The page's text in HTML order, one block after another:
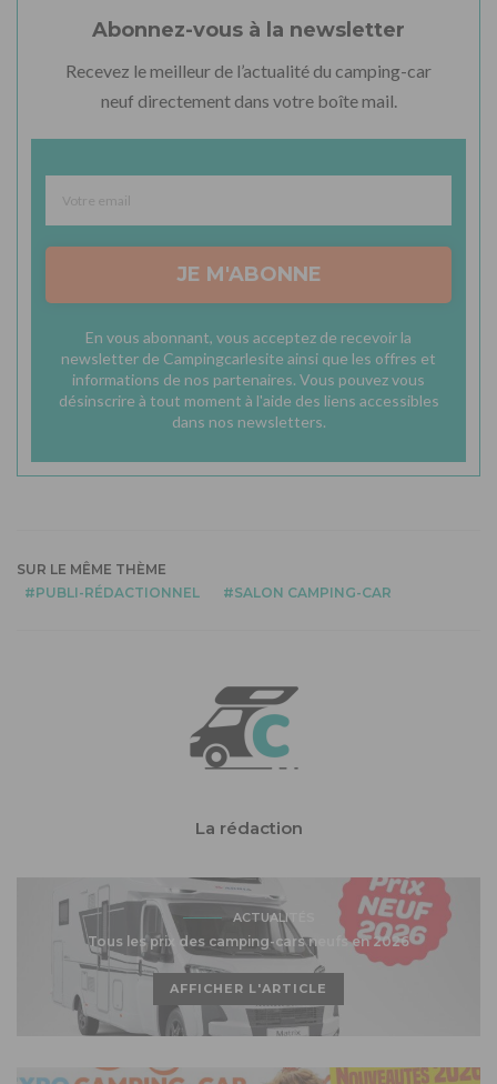
Abonnez-vous à la newsletter
Recevez le meilleur de l’actualité du camping-car
neuf directement dans votre boîte mail.
JE M'ABONNE
En vous abonnant, vous acceptez de recevoir la
newsletter de Campingcarlesite ainsi que les offres et
informations de nos partenaires. Vous pouvez vous
désinscrire à tout moment à l'aide des liens accessibles
dans nos newsletters.
SUR LE MÊME THÈME
PUBLI-RÉDACTIONNEL
SALON CAMPING-CAR
La rédaction
ACTUALITÉS
Tous les prix des camping-cars neufs en 2026
AFFICHER L'ARTICLE